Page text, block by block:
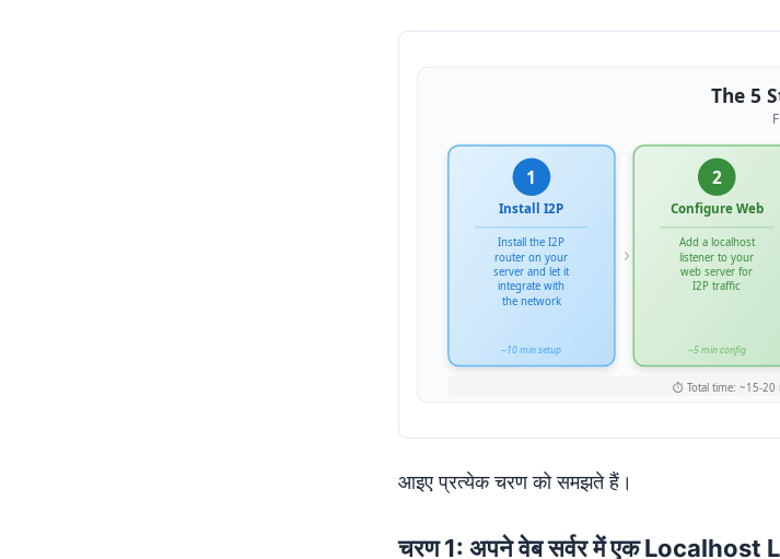
आइए प्रत्येक चरण को समझते हैं।
चरण 1: अपने वेब सर्वर में एक Localhost